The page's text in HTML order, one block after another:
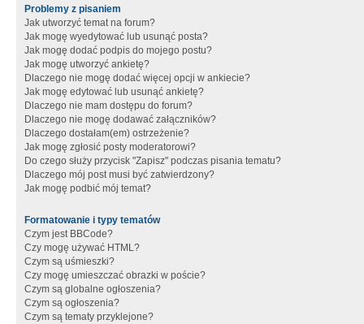
Problemy z pisaniem
Jak utworzyć temat na forum?
Jak mogę wyedytować lub usunąć posta?
Jak mogę dodać podpis do mojego postu?
Jak mogę utworzyć ankietę?
Dlaczego nie mogę dodać więcej opcji w ankiecie?
Jak mogę edytować lub usunąć ankietę?
Dlaczego nie mam dostępu do forum?
Dlaczego nie mogę dodawać załączników?
Dlaczego dostałam(em) ostrzeżenie?
Jak mogę zgłosić posty moderatorowi?
Do czego służy przycisk "Zapisz" podczas pisania tematu?
Dlaczego mój post musi być zatwierdzony?
Jak mogę podbić mój temat?
Formatowanie i typy tematów
Czym jest BBCode?
Czy mogę używać HTML?
Czym są uśmieszki?
Czy mogę umieszczać obrazki w poście?
Czym są globalne ogłoszenia?
Czym są ogłoszenia?
Czym są tematy przyklejone?